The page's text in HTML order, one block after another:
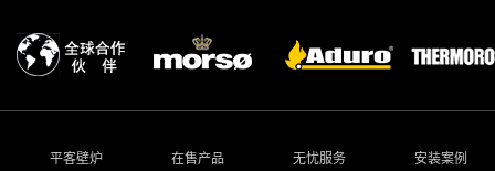
平客壁炉 在售产品 无忧服务 安装案例